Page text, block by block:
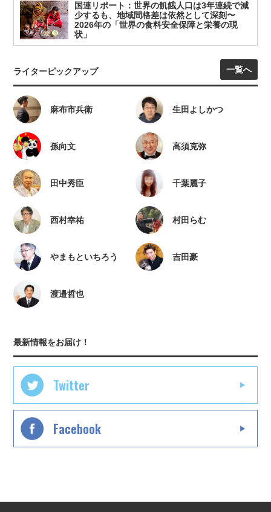
国連リポート：世界の飢餓人口は3年連続で減
少するも、地域間格差は依然として深刻〜
2026年の「世界の食料安全保障と栄養の現
状」
ライターピックアップ 一覧へ
麻布市兵衛 生田よしかつ
孫向文 高須克弥
田中秀臣 千葉麗子
西村幸祐 村田らむ
やまもといちろう 吉田豪
渡邉哲也
最新情報をお届け！
Twitter
Facebook